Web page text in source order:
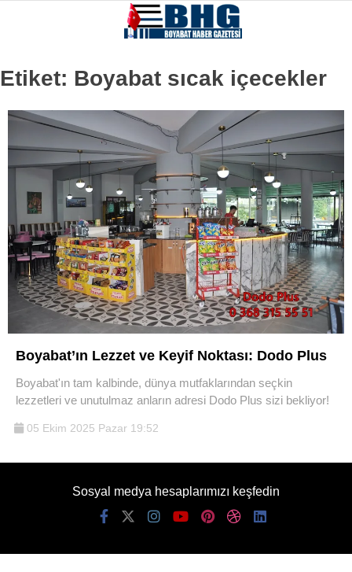
Etiket: Boyabat sıcak içecekler
Boyabat’ın Lezzet ve Keyif Noktası: Dodo Plus
Boyabat'ın tam kalbinde, dünya mutfaklarından seçkin
lezzetleri ve unutulmaz anların adresi Dodo Plus sizi bekliyor!
05 Ekim 2025 Pazar 19:52
Sosyal medya hesaplarımızı keşfedin